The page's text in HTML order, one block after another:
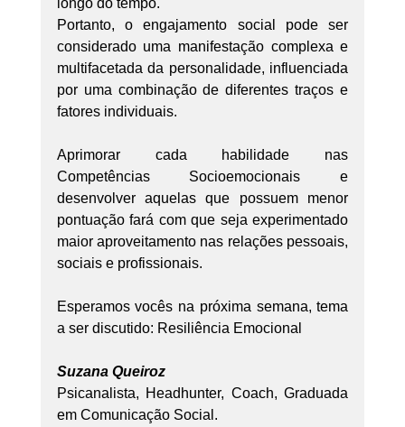
longo do tempo.
Portanto, o engajamento social pode ser
considerado uma manifestação complexa e
multifacetada da personalidade, influenciada
por uma combinação de diferentes traços e
fatores individuais.
Aprimorar cada habilidade nas
Competências Socioemocionais e
desenvolver aquelas que possuem menor
pontuação fará com que seja experimentado
maior aproveitamento nas relações pessoais,
sociais e profissionais.
Esperamos vocês na próxima semana, tema
a ser discutido: Resiliência Emocional
Suzana Queiroz
Psicanalista, Headhunter, Coach, Graduada
em Comunicação Social.